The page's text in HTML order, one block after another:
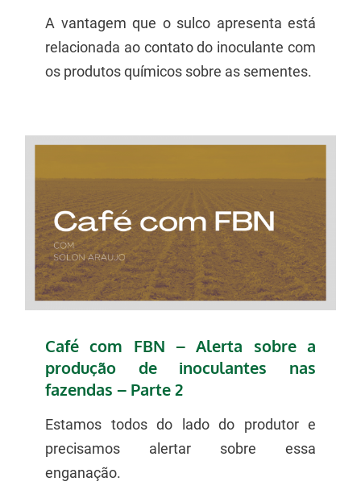
A vantagem que o sulco apresenta está
relacionada ao contato do inoculante com
os produtos químicos sobre as sementes.
Café com FBN – Alerta sobre a
produção de inoculantes nas
fazendas – Parte 2
Estamos todos do lado do produtor e
precisamos alertar sobre essa
enganação.